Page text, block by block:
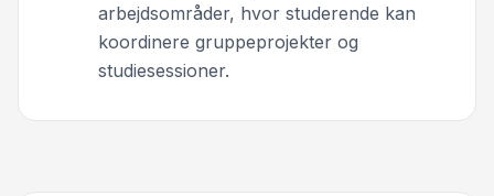
arbejdsområder, hvor studerende kan
koordinere gruppeprojekter og
studiesessioner.